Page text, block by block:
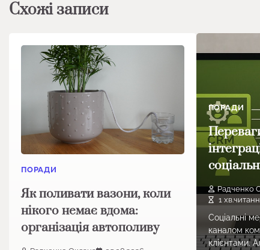
Схожі записи
ПОРАДИ
Як поливати вазони, коли
нікого немає вдома:
організація автополиву
ПОРАДИ
Радченко
1
Соціальні
каналом
клієнтами.